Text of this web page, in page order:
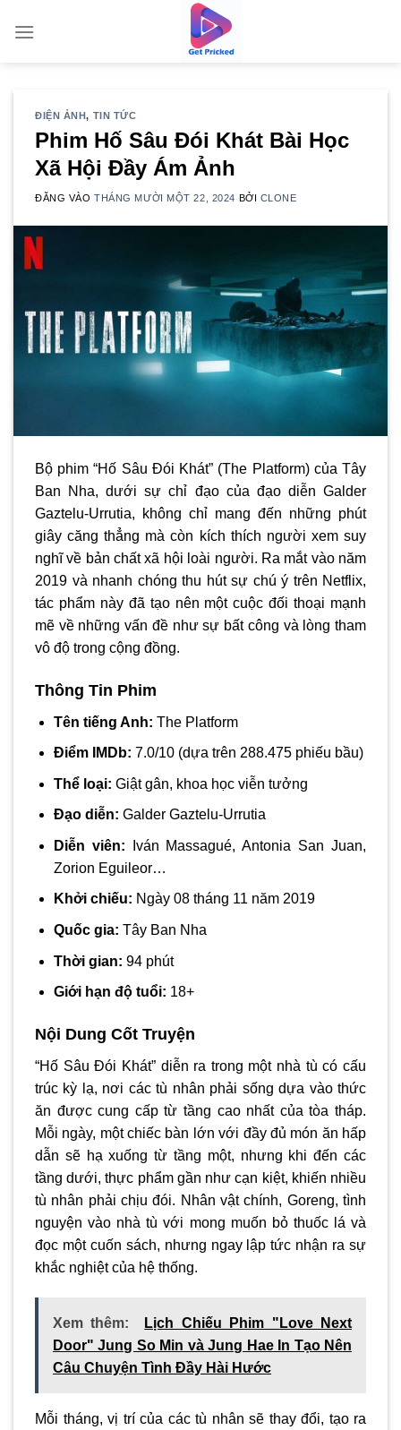
qua
ĐIỆN ẢNH, TIN TỨC
Phim Hố Sâu Đói Khát Bài Học
Xã Hội Đầy Ám Ảnh
ĐĂNG VÀOTHÁNG MƯỜI MỘT 22, 2024 BỞI CLONE
Bộ phim “Hố Sâu Đói Khát” (The Platform) của Tây
Ban Nha, dưới sự chỉ đạo của đạo diễn Galder
Gaztelu-Urrutia, không chỉ mang đến những phút
giây căng thẳng mà còn kích thích người xem suy
nghĩ về bản chất xã hội loài người. Ra mắt vào năm
2019 và nhanh chóng thu hút sự chú ý trên Netflix,
tác phẩm này đã tạo nên một cuộc đối thoại mạnh
mẽ về những vấn đề như sự bất công và lòng tham
vô độ trong cộng đồng.
Thông Tin Phim
Tên tiếng Anh: The Platform
Điểm IMDb: 7.0/10 (dựa trên 288.475 phiếu bầu)
Thể loại: Giật gân, khoa học viễn tưởng
Đạo diễn: Galder Gaztelu-Urrutia
Diễn viên: Iván Massagué, Antonia San Juan,
Zorion Eguileor…
Khởi chiếu: Ngày 08 tháng 11 năm 2019
Quốc gia: Tây Ban Nha
Thời gian: 94 phút
Giới hạn độ tuổi: 18+
Nội Dung Cốt Truyện
“Hố Sâu Đói Khát” diễn ra trong một nhà tù có cấu
trúc kỳ lạ, nơi các tù nhân phải sống dựa vào thức
ăn được cung cấp từ tầng cao nhất của tòa tháp.
Mỗi ngày, một chiếc bàn lớn với đầy đủ món ăn hấp
dẫn sẽ hạ xuống từ tầng một, nhưng khi đến các
tầng dưới, thực phẩm gần như cạn kiệt, khiến nhiều
tù nhân phải chịu đói. Nhân vật chính, Goreng, tình
nguyện vào nhà tù với mong muốn bỏ thuốc lá và
đọc một cuốn sách, nhưng ngay lập tức nhận ra sự
khắc nghiệt của hệ thống.
Xem thêm:
Lịch Chiếu Phim "Love Next
Door" Jung So Min và Jung Hae In Tạo Nên
Câu Chuyện Tình Đầy Hài Hước
Mỗi tháng, vị trí của các tù nhân sẽ thay đổi, tạo ra